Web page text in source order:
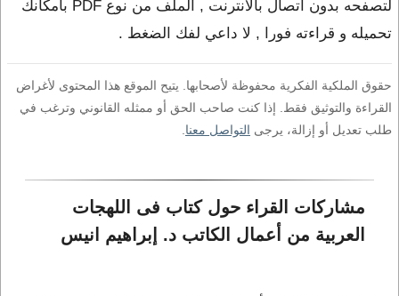
لتصفحه بدون اتصال بالانترنت , الملف من نوع PDF بامكانك
تحميله و قراءته فورا , لا داعي لفك الضغط .
حقوق الملكية الفكرية محفوظة لأصحابها. يتيح الموقع هذا المحتوى لأغراض
القراءة والتوثيق فقط. إذا كنت صاحب الحق أو ممثله القانوني وترغب في
طلب تعديل أو إزالة، يرجى التواصل معنا
مشاركات القراء حول كتاب فى اللهجات
العربية من أعمال الكاتب د. إبراهيم انيس